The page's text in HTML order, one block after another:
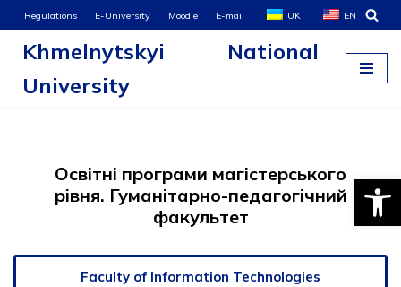
Skip
content
Regulations E-University Moodle E-mail UK EN
Khmelnytskyi National
University
Освітні програми магістерського
рівня. Гуманітарно-педагогічний
факультет
Faculty of Information Technologies